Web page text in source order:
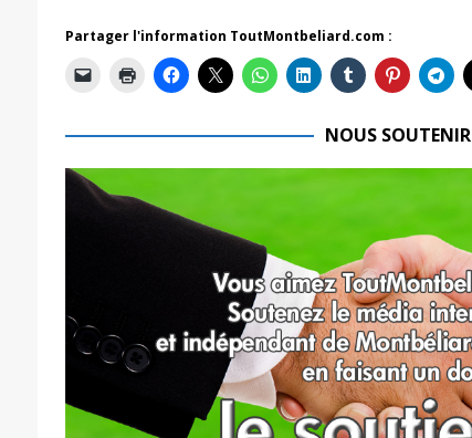
Partager l'information ToutMontbeliard.com :
NOUS SOUTENIR